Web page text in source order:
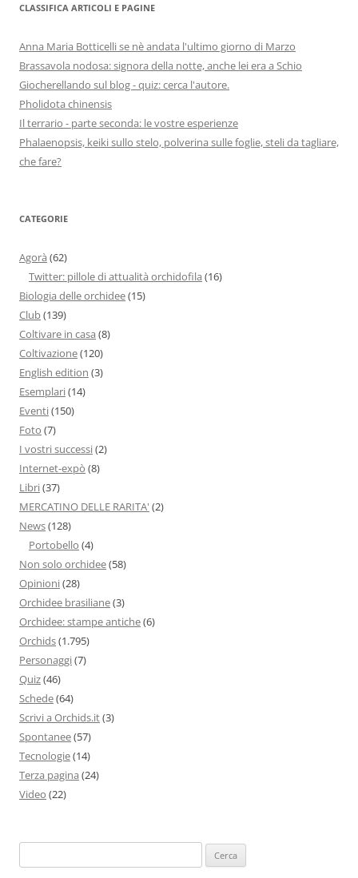
CLASSIFICA ARTICOLI E PAGINE
Anna Maria Botticelli se nè andata l'ultimo giorno di Marzo
Brassavola nodosa: signora della notte, anche lei era a Schio
Giocherellando sul blog - quiz: cerca l'autore.
Pholidota chinensis
Il terrario - parte seconda: le vostre esperienze
Phalaenopsis, keiki sullo stelo, polverina sulle foglie, steli da tagliare,
che fare?
CATEGORIE
Agorà (62)
Twitter: pillole di attualità orchidofila (16)
Biologia delle orchidee(15)
Club(139)
Coltivare in casa (8)
Coltivazione(120)
English edition (3)
Esemplari(14)
Eventi(150)
Foto (7)
I vostri successi(2)
Internet-expò (8)
Libri(37)
MERCATINO DELLE RARITA' (2)
News(128)
Portobello (4)
Non solo orchidee(58)
Opinioni(28)
Orchidee brasiliane(3)
Orchidee: stampe antiche(6)
Orchids(1.795)
Personaggi(7)
Quiz(46)
Schede(64)
Scrivi a Orchids.it(3)
Spontanee(57)
Tecnologie(14)
Terza pagina (24)
Video (22)
per: